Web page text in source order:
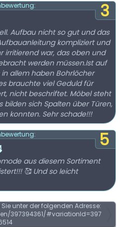
3
Aufbau nicht so gut und das
kompliziert und
irritierend war, das oben und
werden müssen.Ist auf
allem haben Bohrlöcher
brauchte viel Geduld für
nicht beschriftet. Möbel steht
bilden sich Spalten über Türen,
konnten. Sehr schade!!!
5
aus diesem Sortiment
🥰 Und so leicht
unter der folgenden Adresse:
397394361/#variationId=397